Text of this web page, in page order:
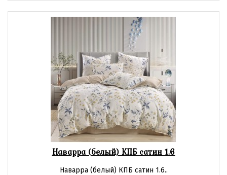
Наварра (белый) КПБ сатин 1.6
Наварра (белый) КПБ сатин 1.6..